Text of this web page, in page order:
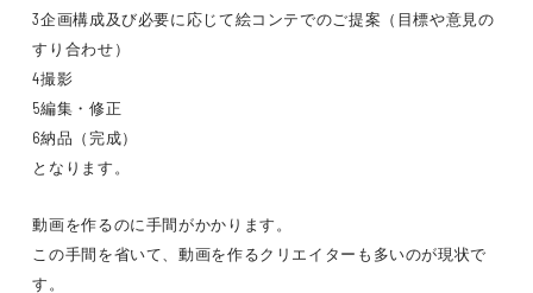
3企画構成及び必要に応じて絵コンテでのご提案（目標や意見の
すり合わせ）
4撮影
5編集・修正
6納品（完成）
となります。
動画を作るのに手間がかかります。
この手間を省いて、動画を作るクリエイターも多いのが現状で
す。